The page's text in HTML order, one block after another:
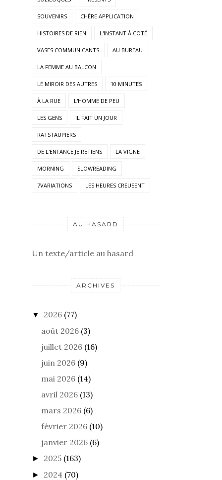
SOUVENIRS CHÈRE APPLICATION
HISTOIRES DE RIEN L'INSTANT À COTÉ
VASES COMMUNICANTS AU BUREAU
LA FEMME AU BALCON
LE MIROIR DES AUTRES 10 MINUTES
À LA RUE L'HOMME DE PEU
LES GENS IL FAIT UN JOUR
RATSTAUPIERS
DE L'ENFANCE JE RETIENS LA VIGNE
MORNING SLOWREADING
7VARIATIONS LES HEURES CREUSENT
AU HASARD
Un texte/article au hasard
ARCHIVES
▼ 2026 (77)
août 2026 (3)
juillet 2026 (16)
juin 2026 (9)
mai 2026 (14)
avril 2026 (13)
mars 2026 (6)
février 2026 (10)
janvier 2026 (6)
► 2025 (163)
► 2024 (70)